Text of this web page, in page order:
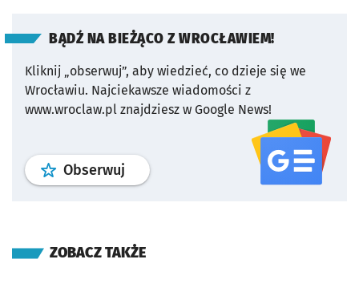
BĄDŹ NA BIEŻĄCO Z WROCŁAWIEM!
Kliknij „obserwuj”, aby wiedzieć, co dzieje się we
Wrocławiu. Najciekawsze wiadomości z
www.wroclaw.pl znajdziesz w Google News!
Obserwuj profil serwisu
ZOBACZ TAKŻE